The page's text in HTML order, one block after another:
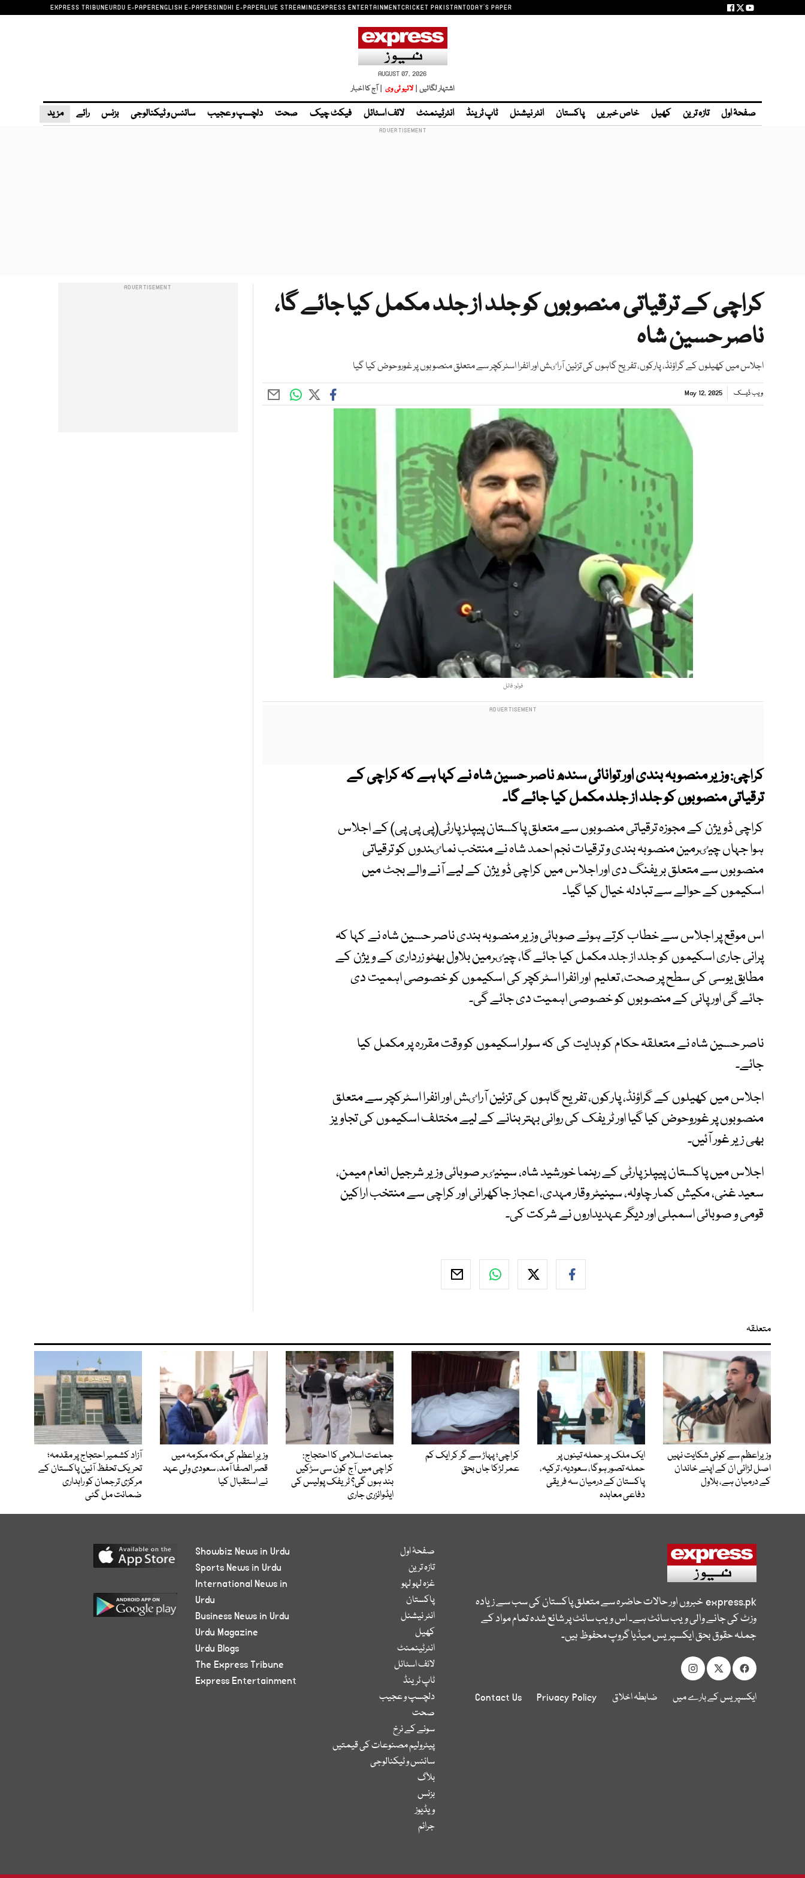
EXPRESS TRIBUNEURDU E-PAPERENGLISH E-PAPERSINDHI E-PAPERLIVE STREAMINGEXPRESS ENTERTAINMENTCRICKET PAKISTANTODAY'S PAPER
AUGUST 07, 2026
اشتہار لگائیں | لائیو ٹی وی | آج کا اخبار
صفحۂ اول تازہ ترین کھیل خاص خبریں پاکستان انٹر نیشنل ٹاپ ٹرینڈ انٹرٹینمنٹ لائف اسٹائل فیکٹ چیک صحت دلچسپ و عجیب سائنس و ٹیکنالوجی بزنس رائے مزید
کراچی کے ترقیاتی منصوبوں کو جلد از جلد مکمل کیا جائے گا،
ناصر حسین شاہ
اجلاس میں کھیلوں کے گراؤنڈ، پارکوں، تفریح گاہوں کی تزئین آراٸش اور انفرا اسٹرکچر سے متعلق منصوبوں پر غوروحوض کیا گیا
ویب ڈیسک May 12, 2025
فوٹو: فائل
کراچی:وزیر منصوبہ بندی اور توانائی سندھ ناصر حسین شاہ نے کہا ہے کہ کراچی کے
ترقیاتی منصوبوں کو جلد از جلد مکمل کیا جائے گا۔
کراچی ڈویژن کے مجوزہ ترقیاتی منصوبوں سے متعلق پاکستان پیپلز پارٹی(پی پی پی) کے اجلاس
ہوا جہاں چیٸرمین منصوبہ بندی و ترقیات نجم احمد شاہ نے منتخب نماٸندوں کو ترقیاتی
منصوبوں سے متعلق بریفنگ دی اور اجلاس میں کراچی ڈویژن کے لیے آنے والے بجٹ میں
اسکیموں کے حوالے سے تبادلہ خیال کیا گیا۔
اس موقع پر اجلاس سے خطاب کرتے ہوئے صوبائی وزیر منصوبہ بندی ناصر حسین شاہ نے کہا کہ
پرانی جاری اسکیموں کو جلد از جلد مکمل کیا جائے گا، چیٸرمین بلاول بھٹو زرداری کے ویژن کے
مطابق یوسی کی سطح پر صحت، تعلیم اور انفرا اسٹرکچر کی اسکیموں کو خصوصی اہمیت دی
جائے گی اور پانی کے منصوبوں کو خصوصی اہمیت دی جائے گی۔
ناصر حسین شاہ نے متعلقہ حکام کو ہدایت کی کہ سولر اسکیموں کو وقت مقررہ پر مکمل کیا
جائے۔
اجلاس میں کھیلوں کے گراؤنڈ، پارکوں، تفریح گاہوں کی تزئین آراٸش اور انفرا اسٹرکچر سے متعلق
منصوبوں پر غوروحوض کیا گیا اور ٹریفک کی روانی بہتر بنانے کے لیے مختلف اسکیموں کی تجاویز
بھی زیر غور آئیں۔
اجلاس میں پاکستان پیپلز پارٹی کے رہنما خورشید شاہ، سینیٸر صوبائی وزیر شرجیل انعام میمن،
سعید غنی، مکیش کمار چاولہ، سینیٹر وقار مہدی، اعجاز جاکھرانی اور کراچی سے منتخب اراکین
قومی و صوبائی اسمبلی اور دیگر عہدیداروں نے شرکت کی۔
متعلقہ
وزیراعظم سے کوئی شکایت نہیں
اصل لڑائی ان کے اپنے خاندان
کے درمیان ہے، بلاول
ایک ملک پر حملہ تینوں پر
حملہ تصور ہوگا، سعودیہ، ترکیہ،
پاکستان کے درمیان سہ فریقی
دفاعی معاہدہ
کراچی؛ پہاڑ سے گر کر ایک کم
عمر لڑکا جاں بحق
جماعت اسلامی کا احتجاج:
کراچی میں آج کون سی سڑکیں
بند ہوں گی؟ ٹریفک پولیس کی
ایڈوائزری جاری
وزیرِ اعظم کی مکہ مکرمہ میں
قصر الصفا آمد، سعودی ولی عہد
نے استقبال کیا
آزاد کشمیر احتجاج پر مقدمہ؛
تحریک تحفظ آئین پاکستان کے
مرکزی ترجمان کو راہداری
ضمانت مل گئی
express.pkخبروں اور حالات حاضرہ سے متعلق پاکستان کی سب سے زیادہ
وزٹ کی جانے والی ویب سائٹ ہے۔ اس ویب سائٹ پر شائع شدہ تمام مواد کے
جملہ حقوق بحق ایکسپریس میڈیا گروپ محفوظ ہیں۔
ایکسپریس کے بارے میں ضابطہ اخلاق Privacy Policy
Contact Us
صفحۂ اول
تازہ ترین
غزہ لہو لہو
پاکستان
انٹر نیشنل
کھیل
انٹرٹینمنٹ
لائف اسٹائل
ٹاپ ٹرینڈ
دلچسپ و عجیب
صحت
سونے کے نرخ
پیٹرولیم مصنوعات کی قیمتیں
سائنس و ٹیکنالوجی
بلاگ
بزنس
ویڈیوز
جرائم
Showbiz News in Urdu
Sports News in Urdu
International News in
Urdu
Business News in Urdu
Urdu Magazine
Urdu Blogs
The Express Tribune
Express Entertainment